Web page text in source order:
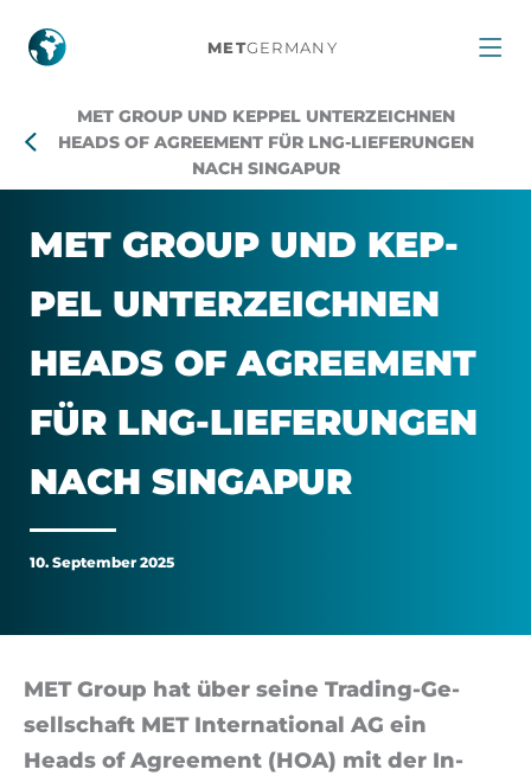
MET
und
unterzeichnen
Heads
of
Agreement
für
LNG-
nach
Singapur
METGERMANY
MET GROUP UND KEPPEL UNTERZEICHNEN
HEADS OF AGREEMENT FÜR LNG-LIEFERUNGEN
NACH SINGAPUR
MET GROUP UND KEP­
PEL UN­TER­ZEICH­NEN
HEADS OF AGREE­MENT
FÜR LNG-LIE­FE­RUN­GEN
NACH SIN­GA­PUR
10. September 2025
MET Group hat über sei­ne Tra­ding-Ge­
sell­schaft MET In­ter­na­ti­o­nal AG ein
Heads of Agree­ment (HOA) mit der In­